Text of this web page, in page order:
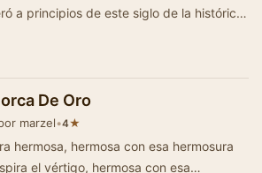
a principios de este siglo de la histórica
De Oro
marzel•4★
hermosa, hermosa con esa hermosura
el vértigo, hermosa con esa